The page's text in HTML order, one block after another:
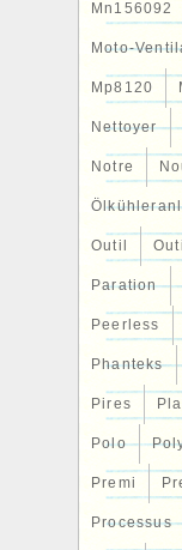
Mn156092
Moto-
Mp8120
Nettoyer
Notre
Outil
Paration
Peerless
Phanteks
Pires
Polo
Premi
Processus